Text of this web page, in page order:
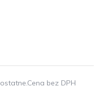
ostatne.Cena bez DPH